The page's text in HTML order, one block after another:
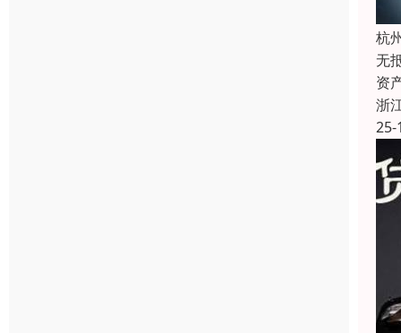
杭
无
资
浙
25-